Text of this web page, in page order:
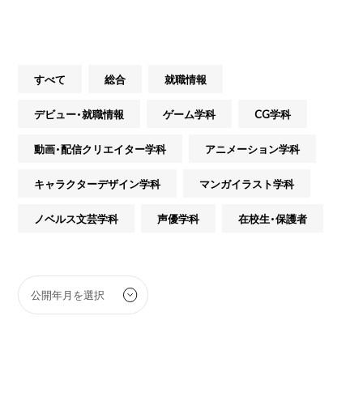
すべて 総合 就職情報
デビュー・就職情報 ゲーム学科 CG学科
動画・配信クリエイター学科 アニメーション学科
キャラクターデザイン学科 マンガイラスト学科
ノベルス文芸学科 声優学科 在校生・保護者